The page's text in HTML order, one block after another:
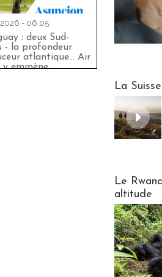
- 06:05
: deux Sud-
- la profondeur
atlantique... Air
emmène
La
Le
altitude